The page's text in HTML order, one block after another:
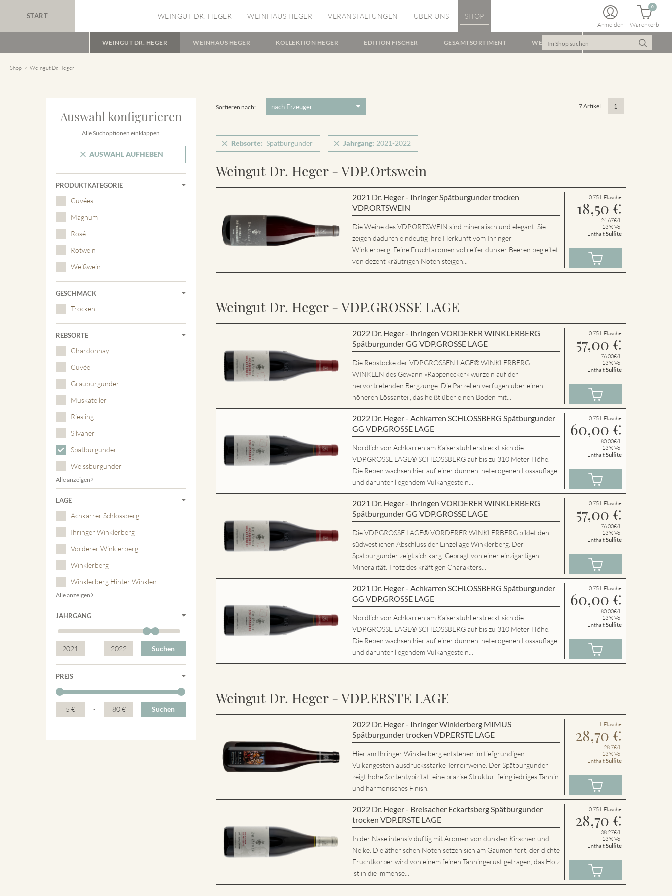
START WEINGUT DR. HEGER WEINHAUS HEGER VERANSTALTUNGEN ÜBER UNS SHOP
Anmelden Warenkorb
0
WEINGUT DR. HEGER WEINHAUS HEGER KOLLEKTION HEGER EDITION FISCHER GESAMTSORTIMENT WEINPAKET
Shop Weingut Dr. Heger
Auswahl konfigurieren
Alle Suchoptionen einklappen
AUSWAHL AUFHEBEN
PRODUKTKATEGORIE
Cuvées
Magnum
Rosé
Rotwein
Weißwein
GESCHMACK
Trocken
REBSORTE
Chardonnay
Cuvée
Grauburgunder
Muskateller
Riesling
Silvaner
Spätburgunder
Weissburgunder
Alle anzeigen
LAGE
Achkarrer Schlossberg
Ihringer Winklerberg
Vorderer Winklerberg
Winklerberg
Winklerberg Hinter Winklen
Alle anzeigen
JAHRGANG
2021 - 2022 Suchen
PREIS
5 € - 80 € Suchen
Sortieren nach: 7 Artikel 1
Rebsorte: Spätburgunder Jahrgang: 2021-2022
Weingut Dr. Heger - VDP.Ortswein
2021 Dr. Heger - Ihringer Spätburgunder trocken
VDP.ORTSWEIN
Die Weine des VDP.ORTSWEIN sind mineralisch und elegant. Sie
zeigen dadurch eindeutig ihre Herkunft vom Ihringer
Winklerberg. Feine Fruchtaromen vollreifer dunker Beeren begleitet
von dezent kräutrigen Noten steigen...
0.75 L Flasche
18,50 €
24.67€/L
13 % Vol
EnthältSulfite
Weingut Dr. Heger - VDP.GROSSE LAGE
2022 Dr. Heger - Ihringen VORDERER WINKLERBERG
Spätburgunder GG VDP.GROSSE LAGE
Die Rebstöcke der VDP.GROSSEN LAGE® WINKLERBERG
WINKLEN des Gewann »Rappenecker« wurzeln auf der
hervortretenden Bergzunge. Die Parzellen verfügen über einen
höheren Lössanteil, das heißt über einen Boden mit...
0.75 L Flasche
57,00 €
76.00€/L
13 % Vol
EnthältSulfite
2022 Dr. Heger - Achkarren SCHLOSSBERG Spätburgunder
GG VDP.GROSSE LAGE
Nördlich von Achkarren am Kaiserstuhl erstreckt sich die
VDP.GROSSE LAGE® SCHLOSSBERG auf bis zu 310 Meter Höhe.
Die Reben wachsen hier auf einer dünnen, heterogenen Lössauflage
und darunter liegendem Vulkangestein...
0.75 L Flasche
60,00 €
80.00€/L
13 % Vol
EnthältSulfite
2021 Dr. Heger - Ihringen VORDERER WINKLERBERG
Spätburgunder GG VDP.GROSSE LAGE
Die VDP.GROSSE LAGE® VORDERER WINKLERBERG bildet den
südwestlichen Abschluss der Einzellage Winklerberg. Der
Spätburgunder zeigt sich karg. Geprägt von einer einzigartigen
Mineralität. Trotz des kräftigen Charakters...
0.75 L Flasche
57,00 €
76.00€/L
13 % Vol
EnthältSulfite
2021 Dr. Heger - Achkarren SCHLOSSBERG Spätburgunder
GG VDP.GROSSE LAGE
Nördlich von Achkarren am Kaiserstuhl erstreckt sich die
VDP.GROSSE LAGE® SCHLOSSBERG auf bis zu 310 Meter Höhe.
Die Reben wachsen hier auf einer dünnen, heterogenen Lössauflage
und darunter liegendem Vulkangestein...
0.75 L Flasche
60,00 €
80.00€/L
13 % Vol
EnthältSulfite
Weingut Dr. Heger - VDP.ERSTE LAGE
2022 Dr. Heger - Ihringer Winklerberg MIMUS
Spätburgunder trocken VDP.ERSTE LAGE
Hier am Ihringer Winklerberg entstehen im tiefgründigen
Vulkangestein ausdrucksstarke Terroirweine. Der Spätburgunder
zeigt hohe Sortentypizität, eine präzise Struktur, feingliedriges Tannin
und harmonisches Finish.
L Flasche
28,70 €
28.7€/L
13 % Vol
EnthältSulfite
2022 Dr. Heger - Breisacher Eckartsberg Spätburgunder
trocken VDP.ERSTE LAGE
In der Nase intensiv duftig mit Aromen von dunklen Kirschen und
Nelke. Die ätherischen Noten setzen sich am Gaumen fort, der dichte
Fruchtkörper wird von einem feinen Tanningerüst getragen, das Holz
ist in die immense...
0.75 L Flasche
28,70 €
38.27€/L
13 % Vol
EnthältSulfite